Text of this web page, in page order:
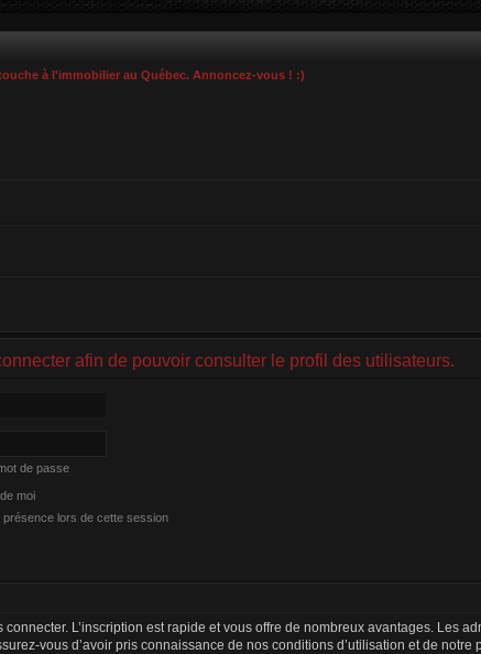
à l'immobilier au Québec. Annoncez-vous ! :)
afin de pouvoir consulter le profil des utilisateurs.
de passe
moi
présence lors de cette session
L’inscription est rapide et vous offre de nombreux avantages. Les
vous d’avoir pris connaissance de nos conditions d’utilisation et de